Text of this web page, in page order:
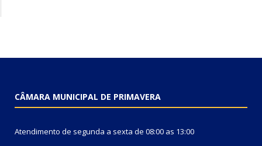
CÂMARA MUNICIPAL DE PRIMAVERA
Atendimento de segunda a sexta de 08:00 as 13:00